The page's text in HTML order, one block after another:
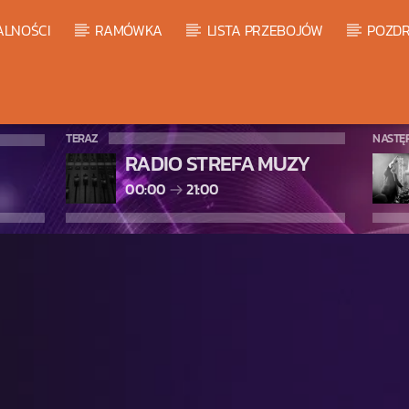
RAMÓWKA LISTA PRZEBOJÓW
TERAZ
RADIO STREFA MUZY
00:00 21:00